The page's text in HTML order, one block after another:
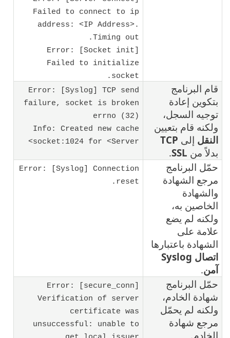
Failed to connect to ip
address: <IP Address>.
Timing out.
Error: [Socket init]
Failed to initialize
socket.
قام البرنامج
بتكوين إعادة
توجيه السجل،
ولكنه قام بتعيين
النقل إلى TCP
بدلاً من SSL
.
Error: [Syslog] TCP send
failure, socket is broken
errno (32)
Info: Created new cache
socket:1024 for <Server>
حمّل البرنامج
مرجع الشهادة
والشهادة
الخاصين به،
ولكنه لم يضع
علامة على
الشهادة باعتبارها
اتصال Syslog
آمن.
Error: [Syslog] Connection
reset.
حمّل البرنامج
شهادة الخادم،
ولكنه لم يحمّل
مرجع شهادة
الخادم.
Error: [secure_conn]
Verification of server
certificate was
unsuccessful: unable to